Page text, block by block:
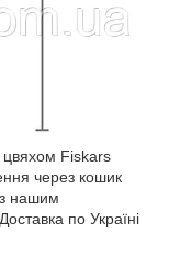
цвяхом Fiskars
через кошик
нашим
по Україні